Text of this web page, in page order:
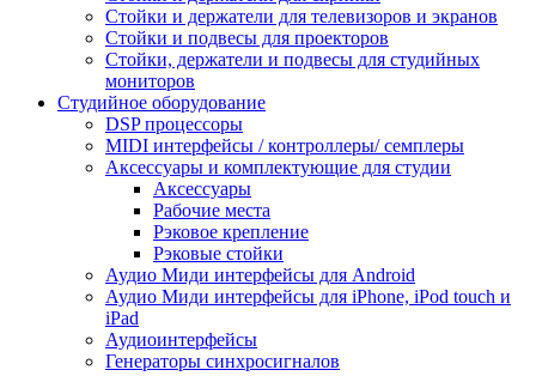
Стойки и держатели для телевизоров и экранов
Стойки и подвесы для проекторов
Стойки, держатели и подвесы для студийных
мониторов
Студийное оборудование
DSP процессоры
MIDI интерфейсы / контроллеры/ семплеры
Аксессуары и комплектующие для студии
Аксессуары
Рабочие места
Рэковое крепление
Рэковые стойки
Аудио Миди интерфейсы для Android
Аудио Миди интерфейсы для iPhone, iPod touch и
iPad
Аудиоинтерфейсы
Генераторы синхросигналов